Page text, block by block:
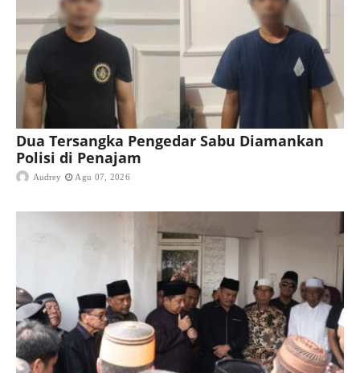
Dua Tersangka Pengedar Sabu Diamankan
Polisi di Penajam
Audrey Agu 07, 2026